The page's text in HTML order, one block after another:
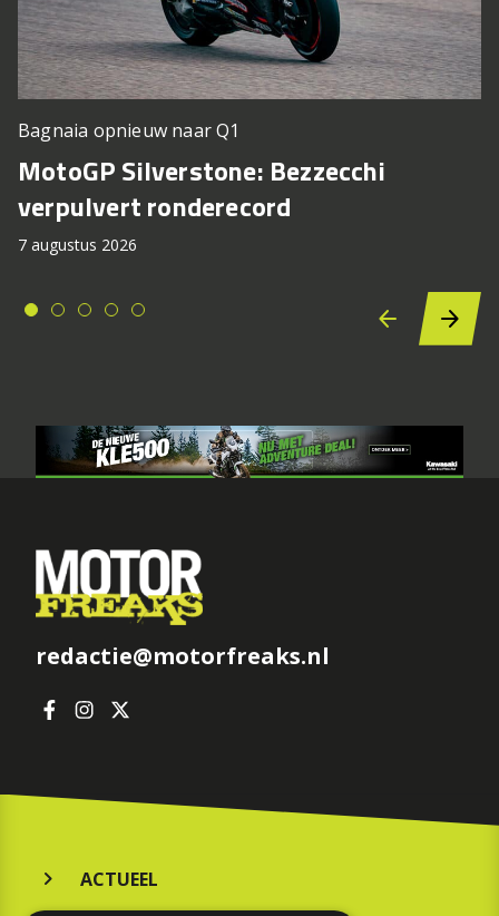
Bagnaia opnieuw naar Q1
MotoGP Silverstone: Bezzecchi
verpulvert ronderecord
7 augustus 2026
redactie@motorfreaks.nl
ACTUEEL